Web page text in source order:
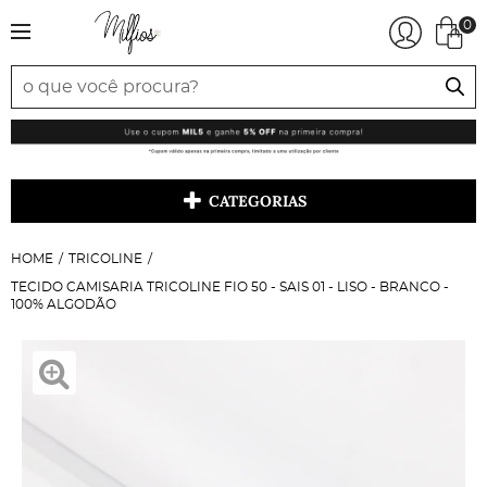
0
CATEGORIAS
HOME TRICOLINE
TECIDO CAMISARIA TRICOLINE FIO 50 - SAIS 01 - LISO - BRANCO -
100% ALGODÃO